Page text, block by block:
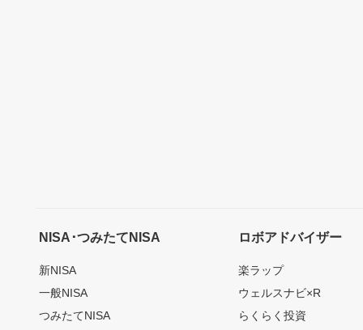
NISA･つみたてNISA
新NISA
一般NISA
つみたてNISA
ロボアドバイザー
楽ラップ
ウェルスナビ×R
らくらく投資